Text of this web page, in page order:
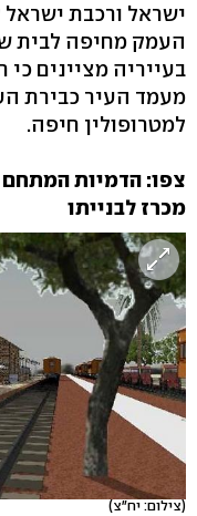
ישראל ורכבת
העמק מחיפה לבית
בעייריה מציינים
מעמד העיר כבירת
למטרופולין חיפה.
צפו: הדמיות
מכרז לבנייתו
(צילום: יח"צ)